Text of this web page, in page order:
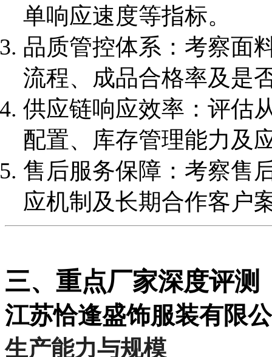
单响应速度等指标。
品质管控体系：考察面
流程、成品合格率及是
供应链响应效率：评估
配置、库存管理能力及
售后服务保障：考察售
应机制及长期合作客户
三、重点厂家深度评测
江苏恰逢盛饰服装有限
生产能力与规模